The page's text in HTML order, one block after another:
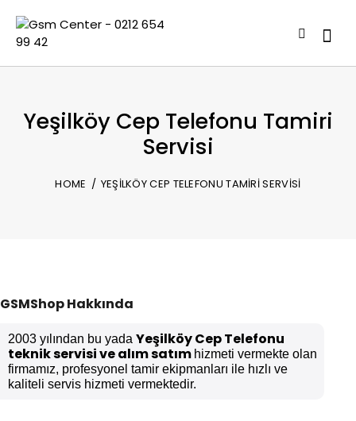
Yeşilköy Cep Telefonu Tamiri
Servisi
HOME YEŞILKÖY CEP TELEFONU TAMIRI SERVISI
GSMShop Hakkında
2003 yılından bu yada Yeşilköy Cep Telefonu
teknik servisi ve alım satım hizmeti vermekte olan
firmamız, profesyonel tamir ekipmanları ile hızlı ve
kaliteli servis hizmeti vermektedir.